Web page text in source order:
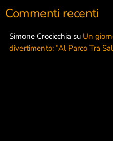
Commenti recenti
Simone Crocicchia su Un
divertimento: “Al Parco Tra